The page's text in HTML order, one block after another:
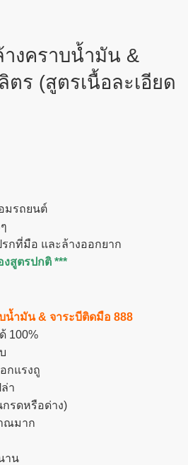
างคราบน้ำมัน &
ร (สูตรเนื้อละเอียด
มรถยนต์
กที่มือ และล้างออกยาก
งสูตรปกติ ***
น้ำมัน & จาระบีติดมือ 888
100%
กแรงถู
า
กรดหรือด่าง)
ณมาก
าน